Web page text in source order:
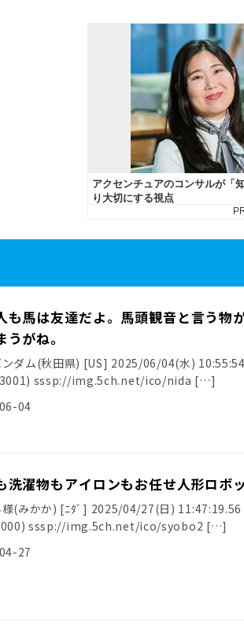
も馬は友達だよ。馬頭観音と言う物
うがね。
ンダム(秋田県) [US] 2025/06/04(水)
sssp://img.5ch.net/ico/nida […]
04
洗濯物もアイロンもお任せ人形ロボ
様(みかか) [ﾆﾀﾞ] 2025/04/27(日)
sssp://img.5ch.net/ico/syobo2 […]
27